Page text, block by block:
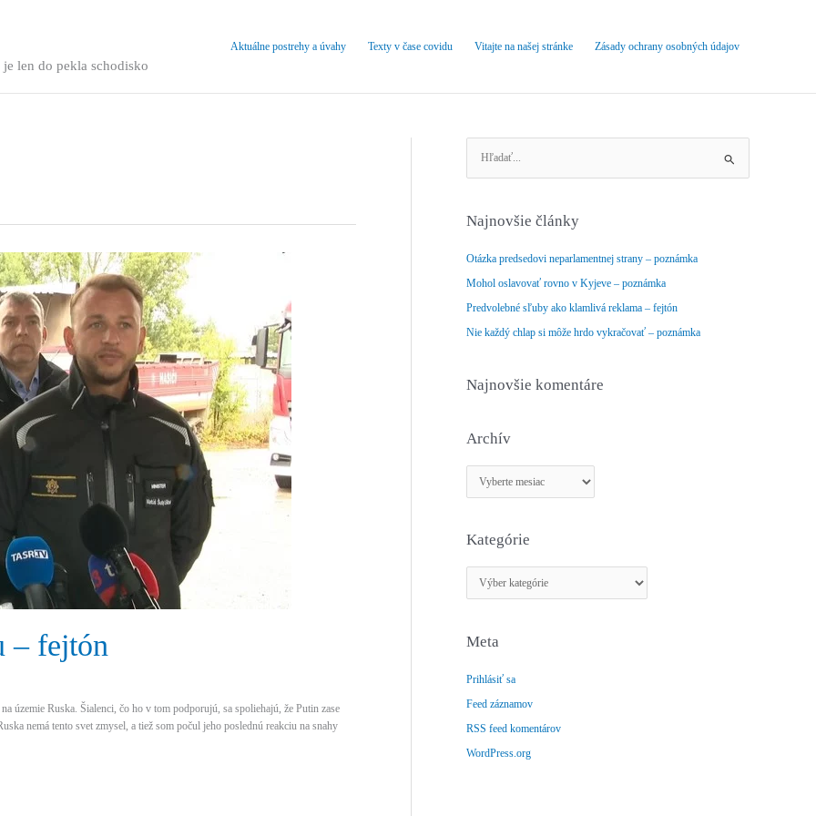
len do pekla schodisko
Aktuálne postrehy a úvahy Texty v čase covidu Vitajte na našej stránke Zásady ochrany osobných údajov
– fejtón
Ruska. Šialenci, čo ho v tom podporujú, sa spoliehajú, že Putin zase
nemá tento svet zmysel, a tiež som počul jeho poslednú reakciu na snahy
ľ
d
a
ť
Najnovšie články
Otázka predsedovi neparlamentnej strany – poznámka
Mohol oslavovať rovno v Kyjeve – poznámka
Predvolebné sľuby ako klamlivá reklama – fejtón
Nie každý chlap si môže hrdo vykračovať – poznámka
Najnovšie komentáre
Archív
r
h
Kategórie
a
e
ó
r
i
e
Meta
Prihlásiť sa
Feed záznamov
RSS feed komentárov
WordPress.org